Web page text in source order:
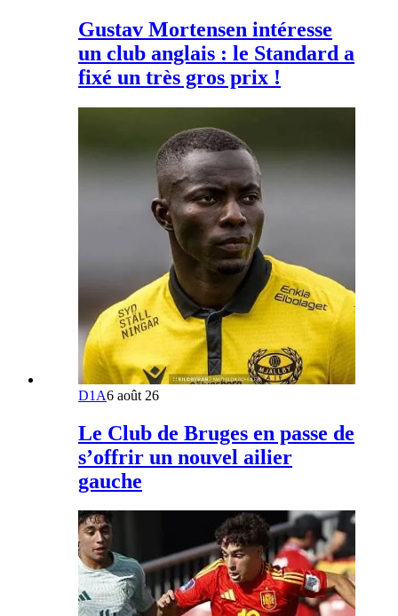
Gustav Mortensen intéresse
un club anglais : le Standard a
fixé un très gros prix !
D1A6 août 26
Le Club de Bruges en passe de
s’offrir un nouvel ailier
gauche